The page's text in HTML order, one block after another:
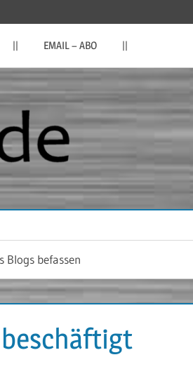
|| EMAIL – ABO ||
Blogs befassen